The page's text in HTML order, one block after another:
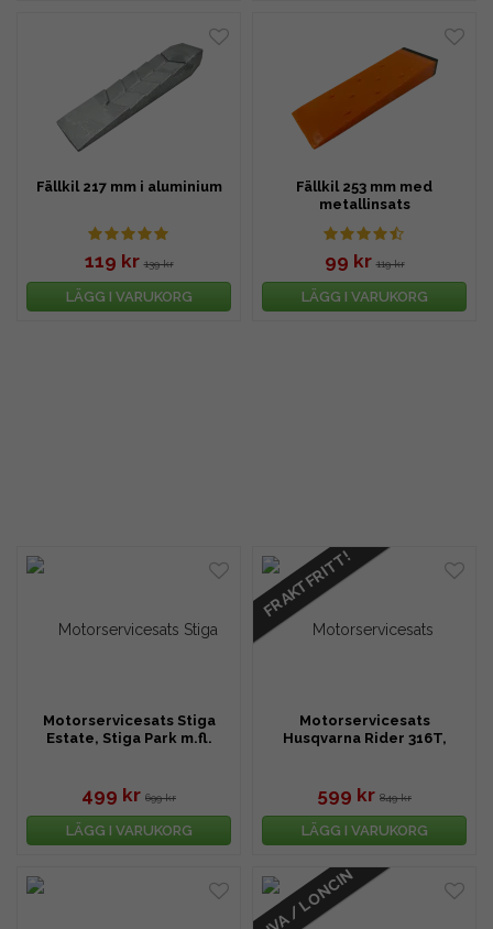
Fällkil 217 mm i aluminium
119 kr 139 kr
LÄGG I VARUKORG
Fällkil 253 mm med
metallinsats
99 kr 119 kr
LÄGG I VARUKORG
Motorservicesats Stiga
Estate, Stiga Park m.fl.
499 kr 699 kr
LÄGG I VARUKORG
FRAKTFRITT!
Motorservicesats
Husqvarna Rider 316T,
599 kr 849 kr
LÄGG I VARUKORG
HVA / LONCIN